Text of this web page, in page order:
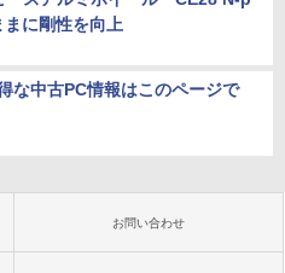
に剛性を向上
な中古PC情報はこのページで
お問い合わせ